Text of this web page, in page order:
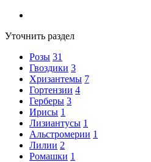
Уточнить раздел
Розы 31
Гвоздики 3
Хризантемы 7
Гортензии 4
Герберы 3
Ирисы 1
Лизиантусы 1
Альстромерии 1
Лилии 2
Ромашки 1